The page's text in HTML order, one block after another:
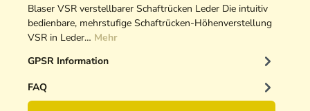
Blaser VSR verstellbarer Schaftrücken Leder Die intuitiv
bedienbare, mehrstufige Schaftrücken-Höhenverstellung
VSR in Leder… Mehr
GPSR Information
FAQ